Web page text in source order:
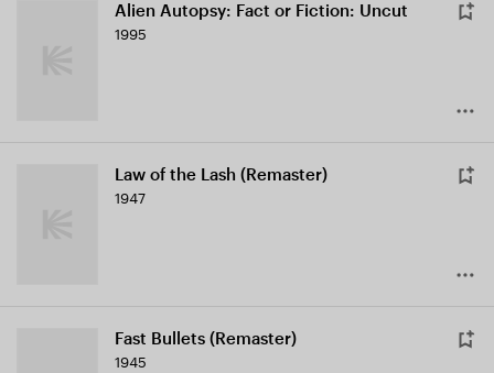
Alien Autopsy: Fact or Fiction: Uncut
1995
Law of the Lash (Remaster)
1947
Fast Bullets (Remaster)
1945